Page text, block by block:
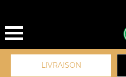
LIVRAISON